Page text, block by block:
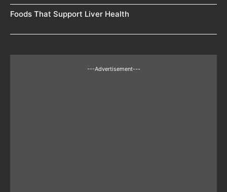
Foods That Support Liver Health
---Advertisement---